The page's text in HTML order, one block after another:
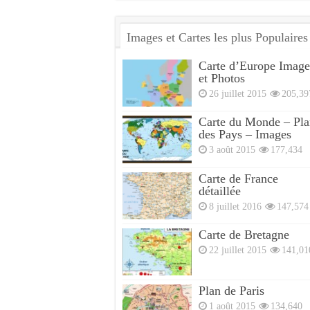
Images et Cartes les plus Populaires
Carte d’Europe
et Photos
26 juillet 2015
Carte du Monde –
des Pays – Images
3 août 2015 177,434
Carte de France
détaillée
8 juillet 2016 147,574
Carte de Bretagne
22 juillet 2015
Plan de Paris
1 août 2015 134,640